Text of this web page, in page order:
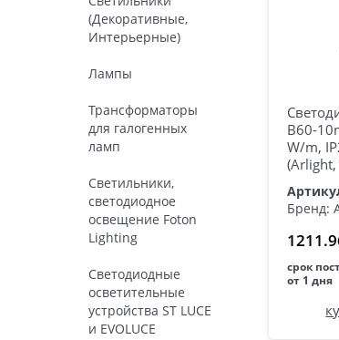
(Декоративные,
Интерьерные)
Лампы
Трансформаторы
для галогенных
ламп
Светильники,
светодиодное
освещение Foton
Lighting
Светодиодные
осветительные
устройства ST LUCE
и EVOLUCE
B60-
W/m,
Бренд:
срок
от 1 дня